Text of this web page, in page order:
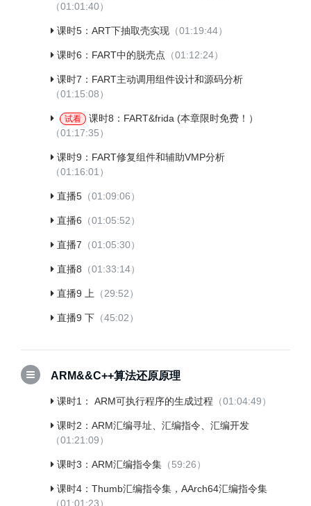
（01:01:40）
课时5：ART下抽取壳实现 （01:19:44）
课时6：FART中的脱壳点 （01:12:24）
课时7：FART主动调用组件设计和源码分析
（01:15:08）
试看
课时8：FART&frida (本章限时免费！）
（01:17:35）
课时9：FART修复组件和辅助VMP分析
（01:16:01）
直播5 （01:09:06）
直播6 （01:05:52）
直播7 （01:05:30）
直播8 （01:33:14）
直播9 上 （29:52）
直播9 下 （45:02）
ARM&&C++算法还原原理
课时1： ARM可执行程序的生成过程 （01:04:49）
课时2：ARM汇编寻址、汇编指令、汇编开发
（01:21:09）
课时3：ARM汇编指令集 （59:26）
课时4：Thumb汇编指令集，AArch64汇编指令集
（01:01:23）